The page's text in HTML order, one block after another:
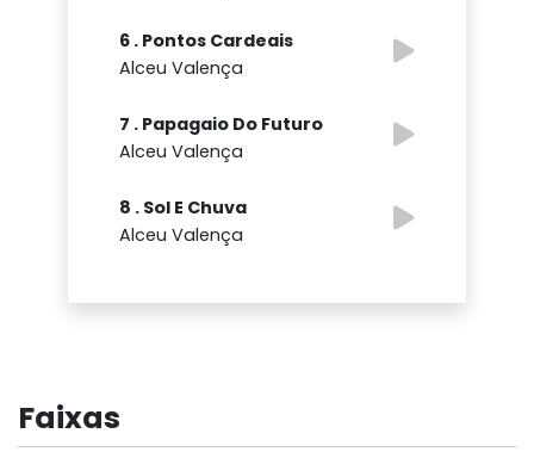
6 . Pontos Cardeais
Alceu Valença
7 . Papagaio Do Futuro
Alceu Valença
8 . Sol E Chuva
Alceu Valença
Faixas